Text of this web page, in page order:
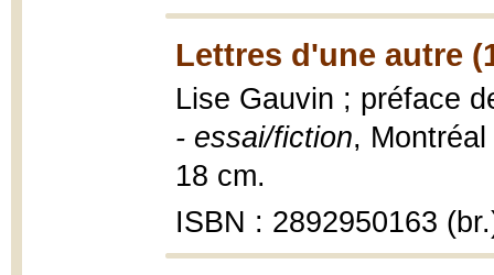
Lettres d'une autre
Lise Gauvin ; préface
- essai/fiction,
18 cm.
ISBN : 2892950163